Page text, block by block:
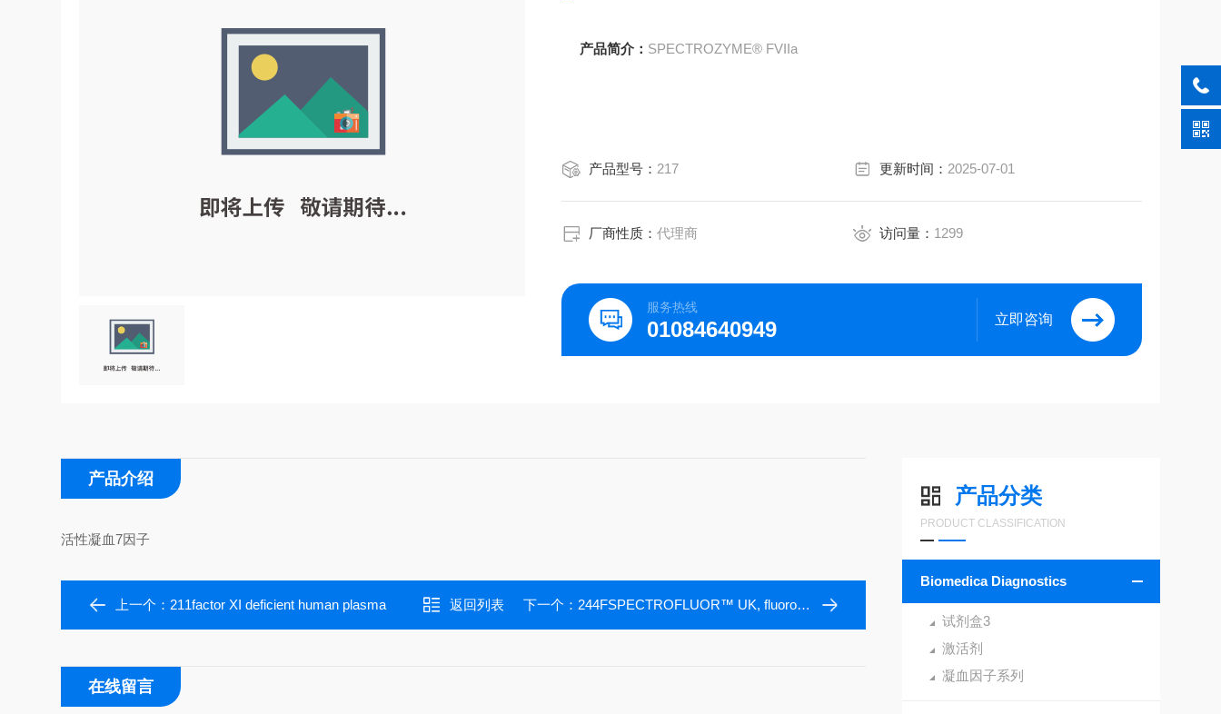
产品简介： SPECTROZYME® FVIIa
产品型号： 217 更新时间： 2025-07-01
厂商性质：代理商 访问量： 1299
服务热线
01084640949 立即咨询
产品分类
PRODUCT CLASSIFICATION
Biomedica Diagnostics
试剂盒3
激活剂
凝血因子系列
产品介绍
活性凝血7因子
上一个： 211factor XI deficient human plasma 返回列表 下一个： 244FSPECTROFLUOR™ UK, fluorogenic substrate for uPA
在线留言